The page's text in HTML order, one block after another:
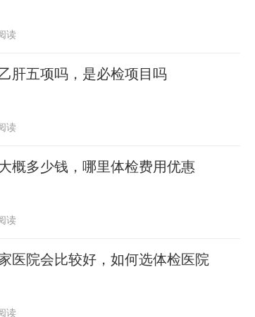
读
肝五项吗，是必检项目吗
读
概多少钱，哪里体检费用优惠
读
医院会比较好，如何选体检医院
读